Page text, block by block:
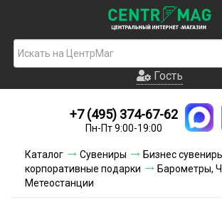
Гость
Новинки
Условия доставки
Гость
+7 (495) 374-67-62
Пн-Пт 9:00-19:00
Каталог Сувениры
Бизнес
корпоративные подарки
Барометры,
Метеостанции